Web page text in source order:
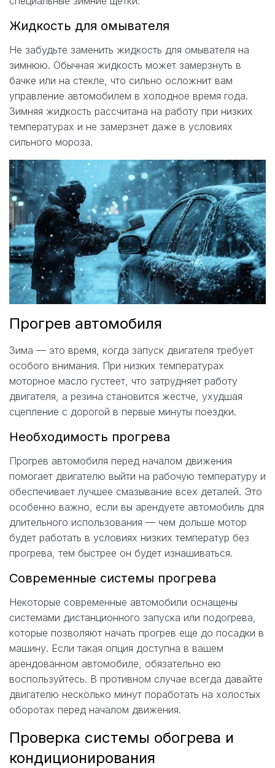
Жидкость для омывателя
Не забудьте заменить жидкость для омывателя на
зимнюю. Обычная жидкость может замерзнуть в
бачке или на стекле, что сильно осложнит вам
управление автомобилем в холодное время года.
Зимняя жидкость рассчитана на работу при низких
температурах и не замерзнет даже в условиях
сильного мороза.
Прогрев автомобиля
Зима — это время, когда запуск двигателя требует
особого внимания. При низких температурах
моторное масло густеет, что затрудняет работу
двигателя, а резина становится жестче, ухудшая
сцепление с дорогой в первые минуты поездки.
Необходимость прогрева
Прогрев автомобиля перед началом движения
помогает двигателю выйти на рабочую температуру и
обеспечивает лучшее смазывание всех деталей. Это
особенно важно, если вы арендуете автомобиль для
длительного использования — чем дольше мотор
будет работать в условиях низких температур без
прогрева, тем быстрее он будет изнашиваться.
Современные системы прогрева
Некоторые современные автомобили оснащены
системами дистанционного запуска или подогрева,
которые позволяют начать прогрев еще до посадки в
машину. Если такая опция доступна в вашем
арендованном автомобиле, обязательно ею
воспользуйтесь. В противном случае всегда давайте
двигателю несколько минут поработать на холостых
оборотах перед началом движения.
Проверка системы обогрева и
кондиционирования